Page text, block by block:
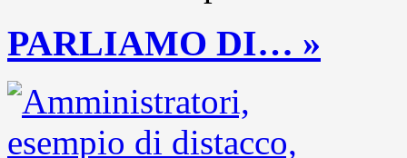
PARLIAMO DI… »